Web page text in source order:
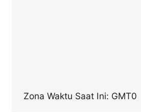
Zona Waktu Saat Ini: GMT0